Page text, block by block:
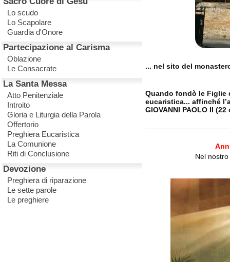
Lo scudo
Lo Scapolare
Guardia d'Onore
Partecipazione al Carisma
Oblazione
Le Consacrate
La Santa Messa
Atto Penitenziale
Introito
Gloria e Liturgia della Parola
Offertorio
Preghiera Eucaristica
La Comunione
Riti di Conclusione
Devozione
Preghiera di riparazione
Le sette parole
Le preghiere
... nel sito del
Quando fondò le Figlie
eucaristica... affinché
GIOVANNI PAOLO II
Nel